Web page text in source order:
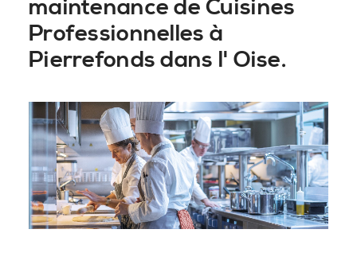
maintenance de Cuisines
Professionnelles à
Pierrefonds dans l' Oise.